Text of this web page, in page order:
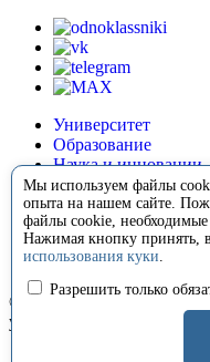
Мы используем файлы
опыта на нашем сайте.
файлы cookie,
Нажимая кнопку принять,
использования куки.
Разрешить только
Университет
Образование
Наука и инновации
Медицина
Международная
Внеучебная
Сотрудничество
Контакты
© 2008-2026
университет